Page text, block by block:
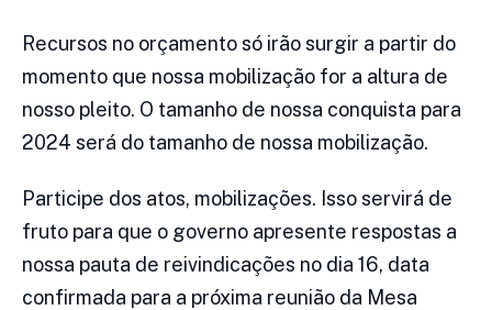
Recursos no orçamento só irão surgir a partir do
momento que nossa mobilização for a altura de
nosso pleito. O tamanho de nossa conquista para
2024 será do tamanho de nossa mobilização.
Participe dos atos, mobilizações. Isso servirá de
fruto para que o governo apresente respostas a
nossa pauta de reivindicações no dia 16, data
confirmada para a próxima reunião da Mesa